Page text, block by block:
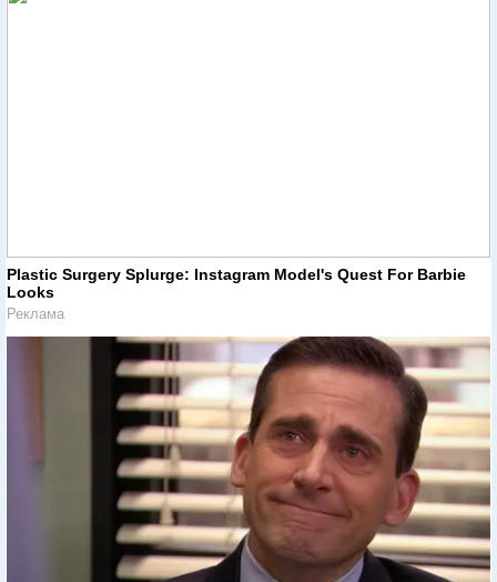
Plastic Surgery Splurge: Instagram Model's Quest For Barbie
Looks
Реклама